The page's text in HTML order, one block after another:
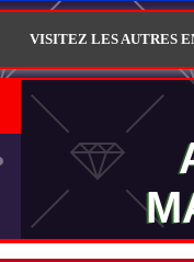
VISITEZ LES AUTRES